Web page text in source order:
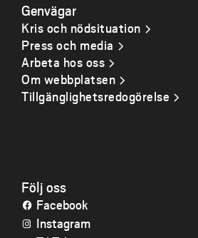
Genvägar
Kris och nödsituation
Press och media
Arbeta hos oss
Om webbplatsen
Tillgänglighetsredogörelse
Följ oss
Facebook
Instagram